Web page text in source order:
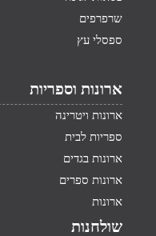
שרפרפים
ספסלי עץ
ארונות וספריות
ארונות ויטרינה
ספריות לבית
ארונות בגדים
ארונות ספרים
ארונות
שולחנות